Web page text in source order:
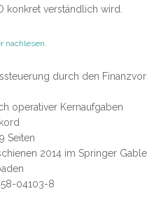
konkret verständlich wird.
nachlesen.
durch den
operativer Kernaufgaben
Seiten
2014 im Springer
04103-8